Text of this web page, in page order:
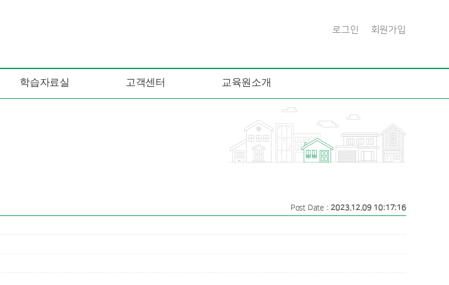
로그인 회원가입
학습자료실 고객센터 교육원소개
Post Date : 2023.12.09 10:17:16